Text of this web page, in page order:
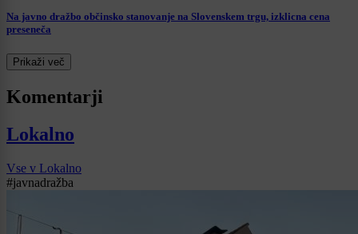
Na javno dražbo občinsko stanovanje na Slovenskem trgu, izklicna cena
preseneča
Prikaži več
Komentarji
Lokalno
Vse v Lokalno
#javnadražba